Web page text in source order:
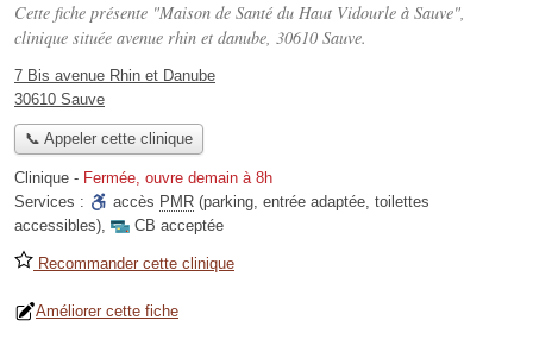
Cette fiche présente "Maison de Santé du Haut Vidourle à Sauve",
clinique située avenue rhin et danube, 30610 Sauve.
7 Bis avenue Rhin et Danube
30610 Sauve
📞 Appeler cette clinique
Clinique - Fermée, ouvre demain à 8h
Services :
accès PMR (parking, entrée adaptée, toilettes
accessibles), CB acceptée
Recommander cette clinique
Améliorer cette fiche